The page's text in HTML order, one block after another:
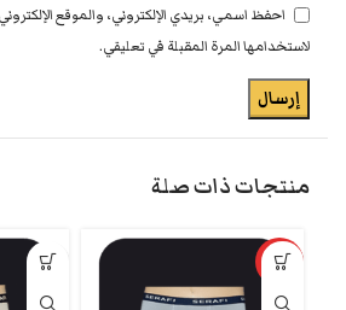
احفظ اسمي، بريدي الإلكتروني، والموقع
لاستخدامها المرة المقبلة في تعليقي.
منتجات ذات صلة
مميزة